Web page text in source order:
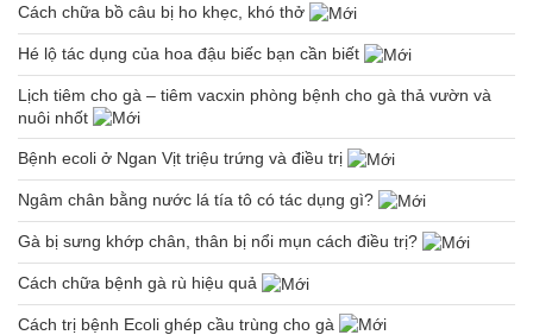
Cách chữa bồ câu bị ho khẹc, khó thở
Hé lộ tác dụng của hoa đậu biếc bạn cần biết
Lịch tiêm cho gà – tiêm vacxin phòng bệnh cho gà thả vườn và
nuôi nhốt
Bệnh ecoli ở Ngan Vịt triệu trứng và điều trị
Ngâm chân bằng nước lá tía tô có tác dụng gì?
Gà bị sưng khớp chân, thân bị nổi mụn cách điều trị?
Cách chữa bệnh gà rù hiệu quả
Cách trị bệnh Ecoli ghép cầu trùng cho gà